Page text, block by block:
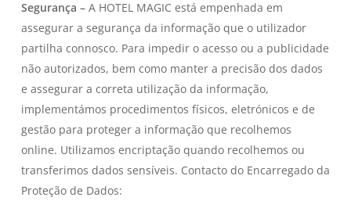
Segurança – A HOTEL MAGIC está empenhada em
assegurar a segurança da informação que o utilizador
partilha connosco. Para impedir o acesso ou a publicidade
não autorizados, bem como manter a precisão dos dados
e assegurar a correta utilização da informação,
implementámos procedimentos físicos, eletrónicos e de
gestão para proteger a informação que recolhemos
online. Utilizamos encriptação quando recolhemos ou
transferimos dados sensíveis. Contacto do Encarregado da
Proteção de Dados: